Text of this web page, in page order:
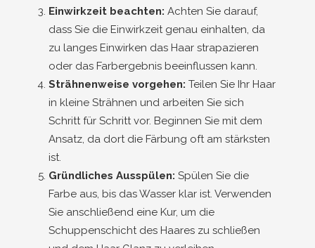
Einwirkzeit beachten: Achten Sie darauf,
dass Sie die Einwirkzeit genau einhalten, da
zu langes Einwirken das Haar strapazieren
oder das Farbergebnis beeinflussen kann.
Strähnenweise vorgehen: Teilen Sie Ihr Haar
in kleine Strähnen und arbeiten Sie sich
Schritt für Schritt vor. Beginnen Sie mit dem
Ansatz, da dort die Färbung oft am stärksten
ist.
Gründliches Ausspülen: Spülen Sie die
Farbe aus, bis das Wasser klar ist. Verwenden
Sie anschließend eine Kur, um die
Schuppenschicht des Haares zu schließen